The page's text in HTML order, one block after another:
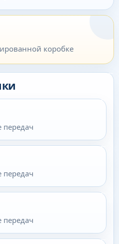
коробке
передач
передач
передач